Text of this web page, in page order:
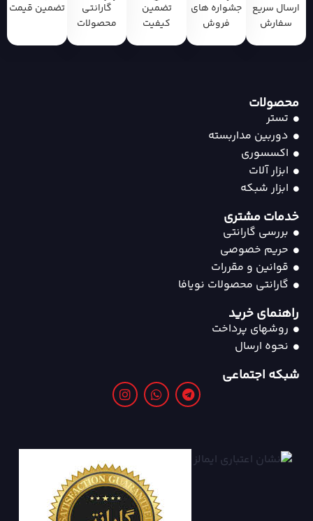
ارسال سریع
سفارش
جشواره های
فروش
تضمین
کیفیت
گارانتی
محصولات
تضمین قیمت
محصولات
تستر
دوربین مداربسته
اکسسوری
ابزار آلات
ابزار شبکه
خدمات مشتری
بررسی گارانتی
حریم خصوصی
قوانین و مقررات
گارانتی محصولات نویافا
راهنمای خرید
روشهای پرداخت
نحوه ارسال
شبکه اجتماعی